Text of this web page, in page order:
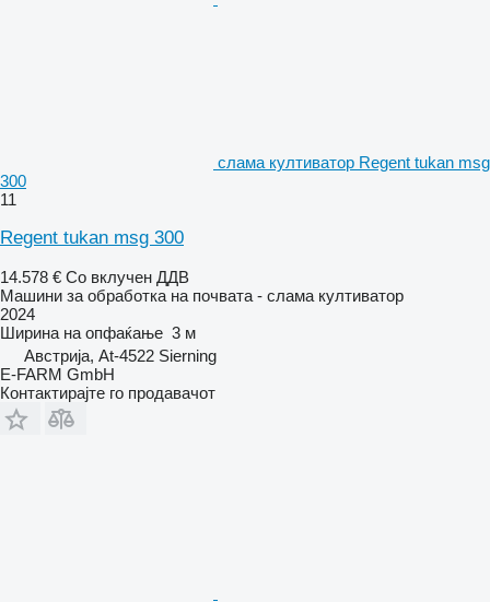
слама култиватор Regent tukan msg
300
11
Regent tukan msg 300
14.578 € Со вклучен ДДВ
Машини за обработка на почвата - слама култиватор
2024
Ширина на опфаќање 3 м
Австрија, At-4522 Sierning
E-FARM GmbH
Контактирајте го продавачот